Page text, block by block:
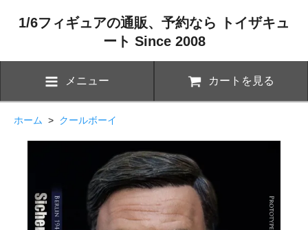
1/6フィギュアの通販、予約なら トイザキュ
ート Since 2008
メニュー カートを見る
ホーム > クールボーイ